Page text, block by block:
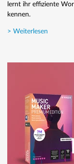
lernt ihr effiziente
kennen.
> Weiterlesen